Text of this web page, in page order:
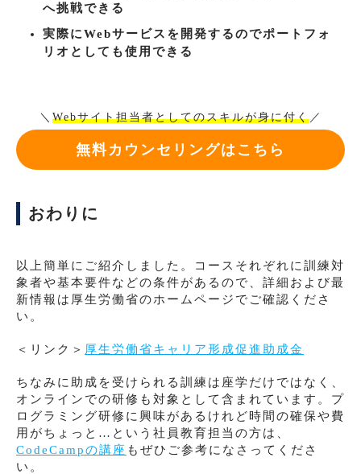
へ挑戦できる
実際にWebサービスを開発するのでポートフォ
リオとしても使用できる
＼ Webサイト担当者としてのスキルが身に付く／
無料カウンセリングはこちら
おわりに
以上簡単にご紹介しました。コースそれぞれに訓練対
象者や基本要件などの条件があるので、詳細および最
新情報は厚生労働省のホームページでご確認くださ
い。
＜リンク＞ 厚生労働省キャリア形成促進助成金
ちなみに助成を受けられる訓練は座学だけではなく、
オンラインでの研修も対象として含まれています。プ
ログラミング研修に興味があるけれど時間の確保や費
用がちょっと…という社員教育担当の方は、
CodeCampの講座 もぜひご参考になさってくださ
い。